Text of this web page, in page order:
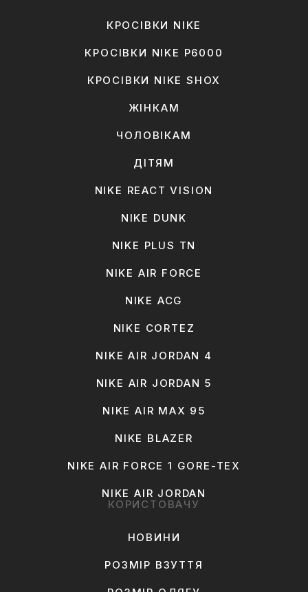
КРОСІВКИ NIKE
КРОСІВКИ NIKE P6000
КРОСІВКИ NIKE SHOX
ЖІНКАМ
ЧОЛОВІКАМ
ДІТЯМ
NIKE REACT VISION
NIKE DUNK
NIKE PLUS TN
NIKE AIR FORCE
NIKE ACG
NIKE CORTEZ
NIKE AIR JORDAN 4
NIKE AIR JORDAN 5
NIKE AIR MAX 95
NIKE BLAZER
NIKE AIR FORCE 1 GORE-TEX
NIKE AIR JORDAN
КОРИСТОВАЧУ
НОВИНИ
РОЗМІР ВЗУТТЯ